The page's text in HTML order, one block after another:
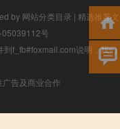
by 网站分类目录 | 精选推荐文
05039112号
到f_fb#foxmail.com说明，我们
告及商业合作